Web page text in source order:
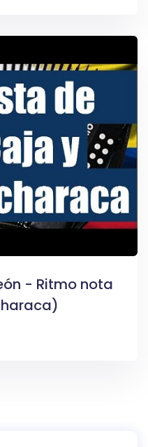
- Ritmo nota